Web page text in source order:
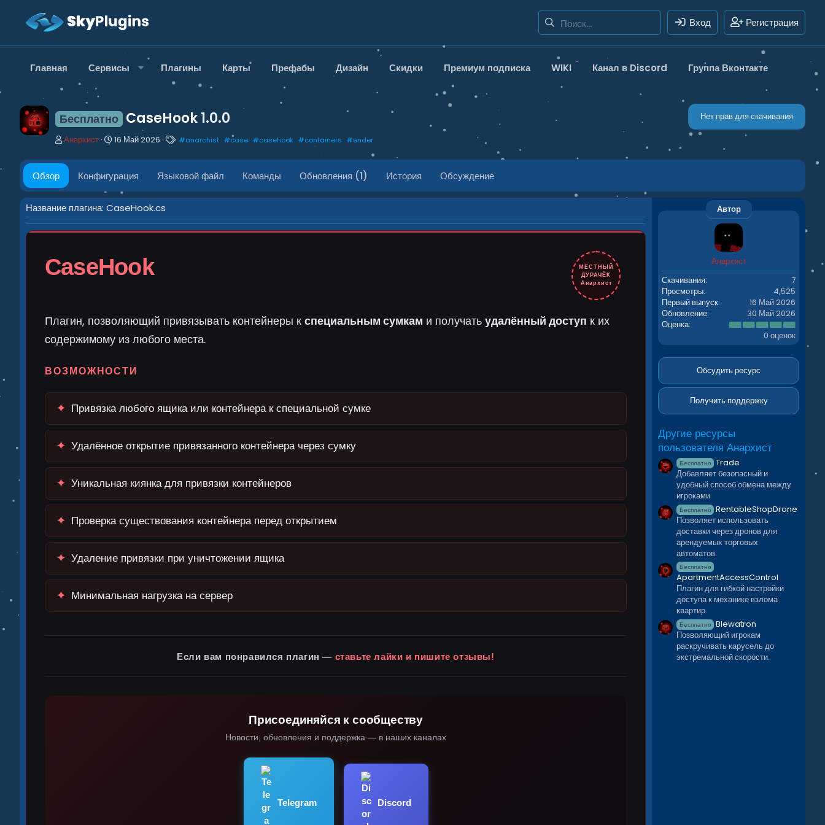
Вход Регистрация
Главная Сервисы Плагины Карты Префабы Дизайн Скидки Премиум подписка WIKI Канал в Discord Группа Вконтакте
Бесплатно CaseHook1.0.0
Нет прав для скачивания
А
т
р
Анархист
Д
т
а
с
о
з
д
а
я
16 Май 2026
Т
г
и
#anarchist #case #casehook #containers #ender
Обзор Конфигурация Языковой файл Команды Обновления (1) История Обсуждение
Название плагина: CaseHook.cs
CaseHook
МЕСТНЫЙ
ДУРАЧЁК
Анархист
Плагин, позволяющий привязывать контейнеры к специальным сумкам и получать удалённый доступ к их
содержимому из любого места.
ВОЗМОЖНОСТИ
✦ Привязка любого ящика или контейнера к специальной сумке
✦ Удалённое открытие привязанного контейнера через сумку
✦ Уникальная киянка для привязки контейнеров
✦ Проверка существования контейнера перед открытием
✦ Удаление привязки при уничтожении ящика
✦ Минимальная нагрузка на сервер
Если вам понравился плагин — ставьте лайки и пишите отзывы!
Присоединяйся к сообществу
Новости, обновления и поддержка — в наших каналах
Telegram Discord
Автор
Анархист
Скачивания
7
Просмотры
4,525
Первый выпуск
16 Май 2026
Обновление
30 Май 2026
Оценка
0
.
0
з
ё
з
0 оценок
Обсудить ресурс
Получить поддержку
Другие ресурсы
пользователя Анархист
Бесплатно Trade
Добавляет безопасный и
удобный способ обмена между
игроками
Бесплатно RentableShopDrone
Позволяет использовать
доставки через дронов для
арендуемых торговых
автоматов.
Бесплатно
ApartmentAccessControl
Плагин для гибкой настройки
доступа к механике взлома
квартир.
Бесплатно Blewatron
Позволяющий игрокам
раскручивать карусель до
экстремальной скорости.